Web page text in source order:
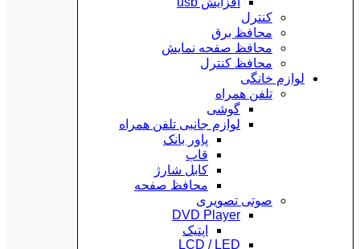
کنترل
محافظ برق
محافظ صفحه نمایش
محافظ کنترل
لوازم خانگی
تلفن همراه
گوشی
لوازم جانبی تلفن همراه
پاور بانک
قاب
کابل شارژ
محافظ صفحه
صوتی تصویری
DVD Player
اپتیک
LCD / LED